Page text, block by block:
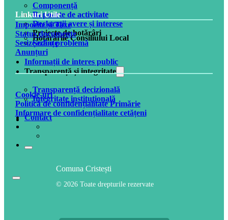
Componență
Rapoarte de activitate
Declarații avere și interese
Proiecte de hotărâri
Hotărârile Consiliului Local
Ședințe
Informații de interes public
Transparență și integritate
Transparență decizională
Integritate instituțională
Contact
Linkuri Utile
Impozite și Taxe
Status documente
Sesizează o problemă
Anunțuri
Comuna Cristești
© 2026 Toate drepturile rezervate
Cookie-uri
Politică de confidențialitate Primărie
Informare de confidențialitate cetățeni